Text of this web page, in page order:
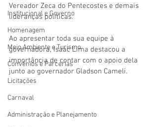
Institucional e Governo
Homenagem
Meio Ambiente e Turismo
Convênios e Parcerias
Licitações
Carnaval
Administração e Planejamento
Vereador Zeca do Pentecostes e demais
lideranças políticas.
Ao apresentar toda sua equipe à
governadora, Isaac Lima destacou a
importância de contar com o apoio dela
junto ao governador Gladson Cameli.